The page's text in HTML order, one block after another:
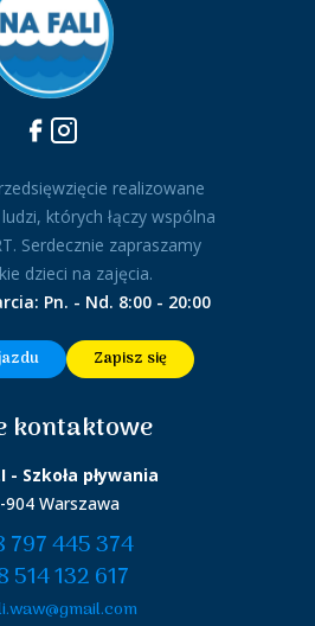
realizowane
których łączy wspólna
Serdecznie zapraszamy
dzieci na zajęcia.
Pn. - Nd. 8:00 - 20:00
Zapisz się
kontaktowe
- Szkoła pływania
904 Warszawa
797 445 374
514 132 617